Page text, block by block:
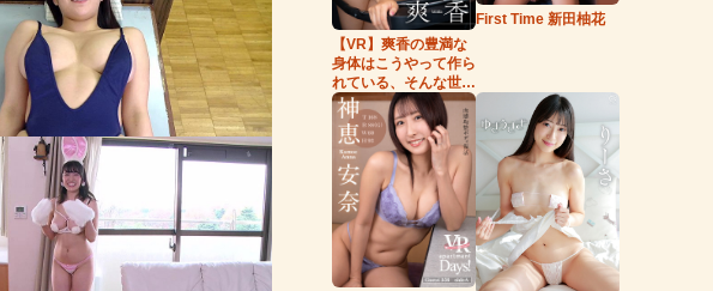
【VR】爽香の豊満な
身体はこうやって作ら
れている、そんな世
界。
First Time 新田柚花